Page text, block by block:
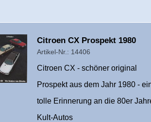
Überschrift
1
Citroen CX Prospekt 1980
Artikel-Nr.: 14406
Citroen CX - schöner original
Prospekt aus dem Jahr 1980 -
tolle Erinnerung an die 80er
Kult-Autos